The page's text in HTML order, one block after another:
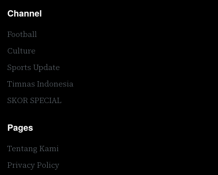
Channel
Football
Culture
Sports Update
Timnas Indonesia
SKOR SPECIAL
Pages
Tentang Kami
Privacy Policy